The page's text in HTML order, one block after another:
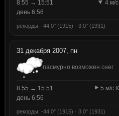
8:55 → 15:51
4 м/
день 6:56
рекорды: -44.0° (1915) · 3.0° (1931)
31 декабря 2007, пн
пасмурно возможен снег
8:55 → 15:51
5 м/с
день 6:56
рекорды: -44.0° (1915) · 3.0° (1931)